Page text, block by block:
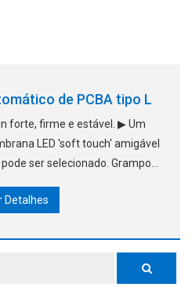
de PCBA tipo L
forte, firme e estável. ▶ Um
LED 'soft touch' amigável
ser selecionado. Grampos
▶Sem falha na PCB
Detalhes